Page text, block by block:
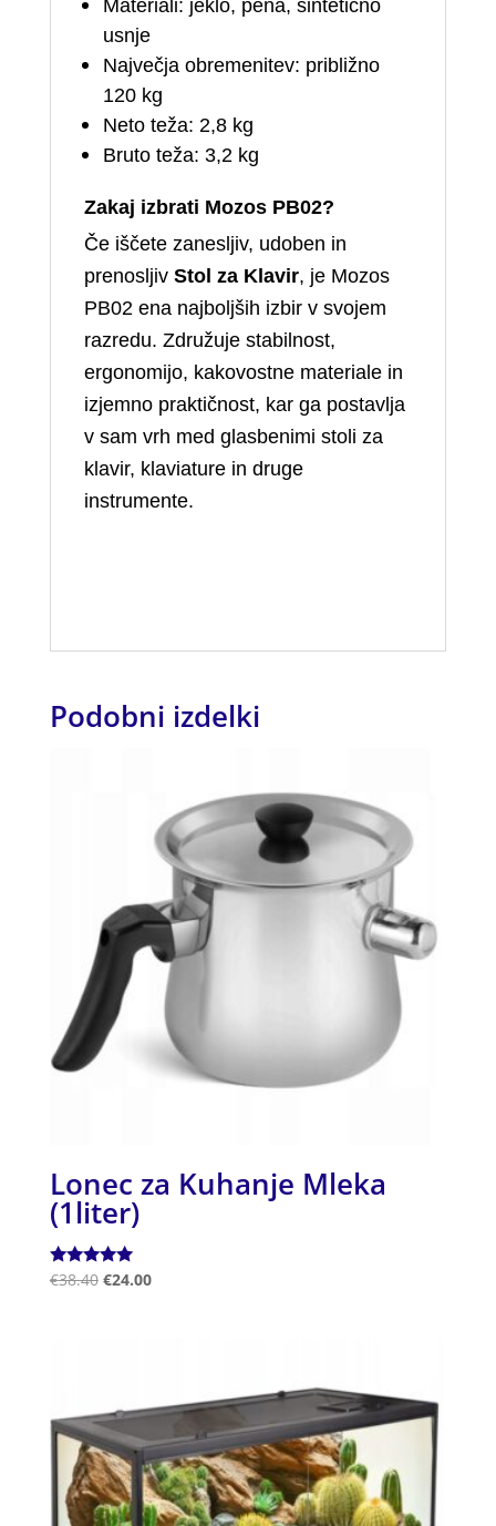
Materiali: jeklo, pena, sintetično
usnje
Največja obremenitev: približno
120 kg
Neto teža: 2,8 kg
Bruto teža: 3,2 kg
Zakaj izbrati Mozos PB02?
Če iščete zanesljiv, udoben in
prenosljiv Stol za Klavir, je Mozos
PB02 ena najboljših izbir v svojem
razredu. Združuje stabilnost,
ergonomijo, kakovostne materiale in
izjemno praktičnost, kar ga postavlja
v sam vrh med glasbenimi stoli za
klavir, klaviature in druge
instrumente.
Podobni izdelki
Lonec za Kuhanje Mleka
(1liter)
Ocenjeno
€38.40 €24.00